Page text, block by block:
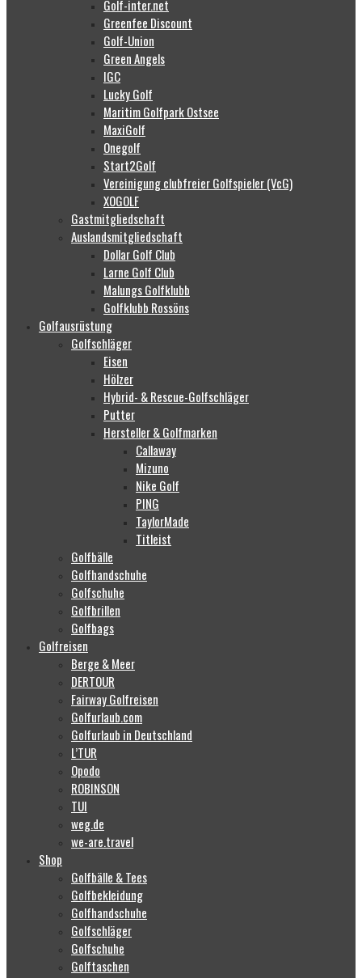
Golf-inter.net
Greenfee Discount
Golf-Union
Green Angels
IGC
Lucky Golf
Maritim Golfpark Ostsee
MaxiGolf
Onegolf
Start2Golf
Vereinigung clubfreier Golfspieler (VcG)
XOGOLF
Gastmitgliedschaft
Auslandsmitgliedschaft
Dollar Golf Club
Larne Golf Club
Malungs Golfklubb
Golfklubb Rossöns
Golfausrüstung
Golfschläger
Eisen
Hölzer
Hybrid- & Rescue-Golfschläger
Putter
Hersteller & Golfmarken
Callaway
Mizuno
Nike Golf
PING
TaylorMade
Titleist
Golfbälle
Golfhandschuhe
Golfschuhe
Golfbrillen
Golfbags
Golfreisen
Berge & Meer
DERTOUR
Fairway Golfreisen
Golfurlaub.com
Golfurlaub in Deutschland
L’TUR
Opodo
ROBINSON
TUI
weg.de
we-are.travel
Shop
Golfbälle & Tees
Golfbekleidung
Golfhandschuhe
Golfschläger
Golfschuhe
Golftaschen